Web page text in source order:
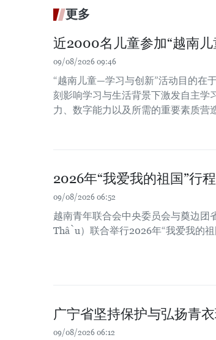
更多
近2000名儿童参加“越南
09/08/2026 09:46
“越南儿童—学习与创新”活动目的在
刻影响学习与生活背景下激发自主学
力、数字能力以及所需的重要素质营
2026年“我爱我的祖国”行
09/08/2026 06:52
越南青年联合会中央委员会与奠边
Thầu）联合举行2026年“我爱我的祖
广宁省坚持保护与弘扬青
09/08/2026 06:12